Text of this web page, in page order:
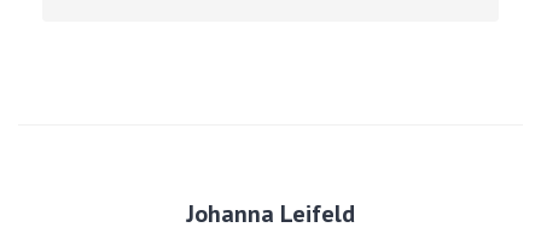
Johanna Leifeld